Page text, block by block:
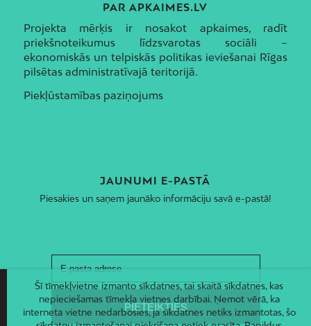
PAR APKAIMES.LV
Projekta mērķis ir nosakot apkaimes, radīt
priekšnoteikumus līdzsvarotas sociāli –
ekonomiskās un telpiskās politikas ieviešanai Rīgas
pilsētas administratīvajā teritorijā.
Piekļūstamības paziņojums
JAUNUMI E-PASTĀ
Piesakies un saņem jaunāko informāciju savā e-pastā!
Šī tīmekļvietne izmanto sīkdatnes, tai skaitā sīkdatnes, kas
nepieciešamas tīmekļa vietnes darbībai. Ņemot vērā, ka
interneta vietne nedarbosies, ja sīkdatnes netiks izmantotas, šo